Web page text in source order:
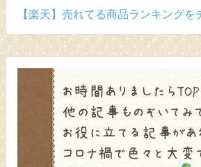
【楽天】売れてる商品ランキングを